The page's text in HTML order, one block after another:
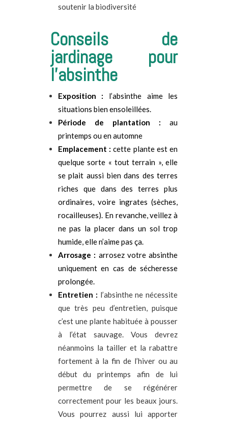
soutenir la biodiversité
Conseils de
jardinage pour
l’absinthe
Exposition : l’absinthe aime les
situations bien ensoleillées.
Période de plantation :au
printemps ou en automne
Emplacement :cette plante est en
quelque sorte « tout terrain », elle
se plait aussi bien dans des terres
riches que dans des terres plus
ordinaires, voire ingrates (sèches,
rocailleuses). En revanche, veillez à
ne pas la placer dans un sol trop
humide, elle n’aime pas ça.
Arrosage : arrosez votre absinthe
uniquement en cas de sécheresse
prolongée.
Entretien : l’absinthe ne nécessite
que très peu d’entretien, puisque
c’est une plante habituée à pousser
à l’état sauvage. Vous devrez
néanmoins la tailler et la rabattre
fortement à la fin de l’hiver ou au
début du printemps afin de lui
permettre de se régénérer
correctement pour les beaux jours.
Vous pourrez aussi lui apporter